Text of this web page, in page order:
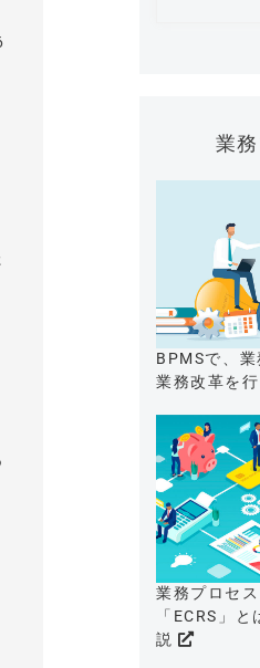
業
BPMSで、業
業務改革を
業務プロセ
「ECRS」
説